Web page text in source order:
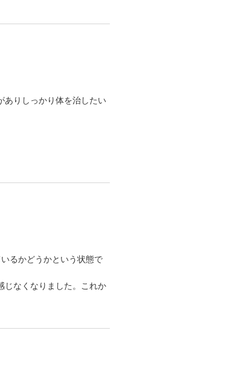
ありしっかり体を治したい
るかどうかという状態で
じなくなりました。これか